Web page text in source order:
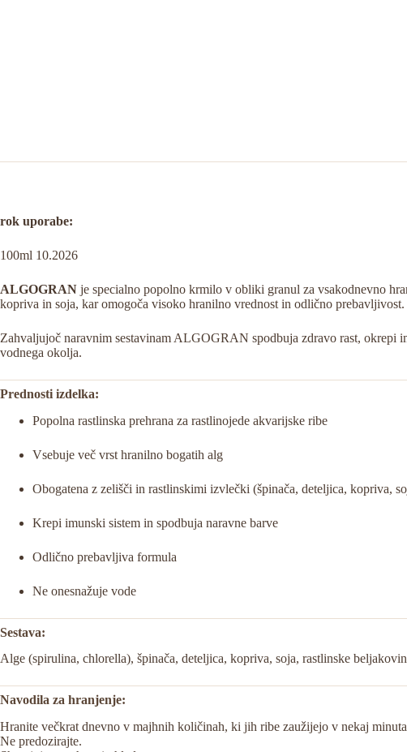
rok uporabe:
100ml 10.2026
ALGOGRAN je specialno popolno krmilo v obliki granul za vsakodnevno
kopriva in soja, kar omogoča visoko hranilno vrednost in odlično prebavljivost.
Zahvaljujoč naravnim sestavinam ALGOGRAN spodbuja zdravo rast, okrepi
vodnega okolja.
Prednosti izdelka:
Popolna rastlinska prehrana za rastlinojede akvarijske ribe
Vsebuje več vrst hranilno bogatih alg
Obogatena z zelišči in rastlinskimi izvlečki (špinača, deteljica, kopriva,
Krepi imunski sistem in spodbuja naravne barve
Odlično prebavljiva formula
Ne onesnažuje vode
Sestava:
Alge (spirulina, chlorella), špinača, deteljica, kopriva, soja, rastlinske
Navodila za hranjenje:
Hranite večkrat dnevno v majhnih količinah, ki jih ribe zaužijejo v nekaj
Ne predozirajte.